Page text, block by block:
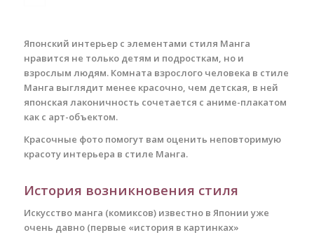
Японский интерьер с элементами стиля Манга
нравится не только детям и подросткам, но и
взрослым людям. Комната взрослого человека в стиле
Манга выглядит менее красочно, чем детская, в ней
японская лаконичность сочетается с аниме-плакатом
как с арт-объектом.
Красочные фото помогут вам оценить неповторимую
красоту интерьера в стиле Манга.
История возникновения стиля
Искусство манга (комиксов) известно в Японии уже
очень давно (первые «история в картинках»